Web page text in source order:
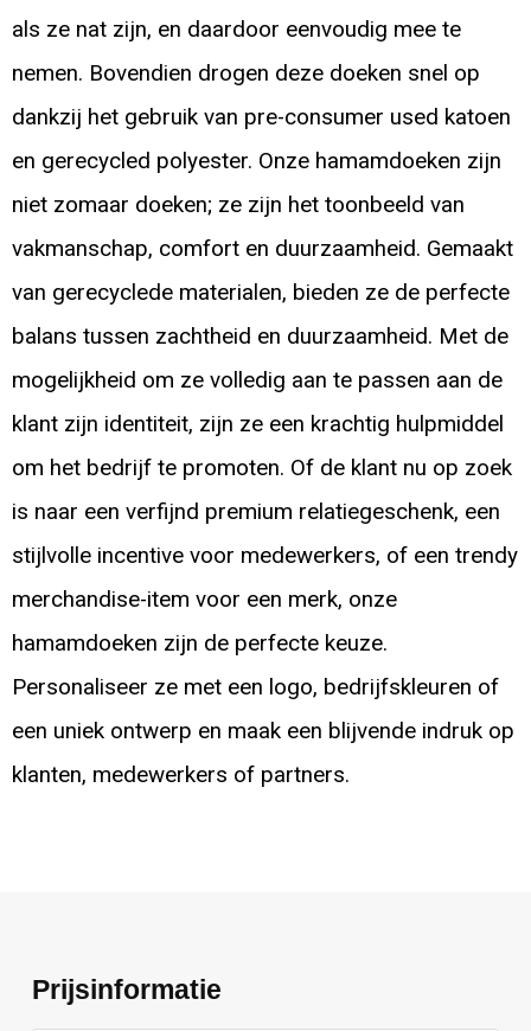
als ze nat zijn, en daardoor eenvoudig mee te
nemen. Bovendien drogen deze doeken snel op
dankzij het gebruik van pre-consumer used katoen
en gerecycled polyester. Onze hamamdoeken zijn
niet zomaar doeken; ze zijn het toonbeeld van
vakmanschap, comfort en duurzaamheid. Gemaakt
van gerecyclede materialen, bieden ze de perfecte
balans tussen zachtheid en duurzaamheid. Met de
mogelijkheid om ze volledig aan te passen aan de
klant zijn identiteit, zijn ze een krachtig hulpmiddel
om het bedrijf te promoten. Of de klant nu op zoek
is naar een verfijnd premium relatiegeschenk, een
stijlvolle incentive voor medewerkers, of een trendy
merchandise-item voor een merk, onze
hamamdoeken zijn de perfecte keuze.
Personaliseer ze met een logo, bedrijfskleuren of
een uniek ontwerp en maak een blijvende indruk op
klanten, medewerkers of partners.
Prijsinformatie